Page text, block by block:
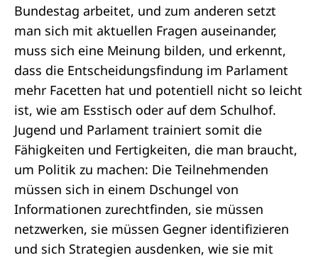
Bundestag arbeitet, und zum anderen setzt
man sich mit aktuellen Fragen auseinander,
muss sich eine Meinung bilden, und erkennt,
dass die Entscheidungsfindung im Parlament
mehr Facetten hat und potentiell nicht so leicht
ist, wie am Esstisch oder auf dem Schulhof.
Jugend und Parlament trainiert somit die
Fähigkeiten und Fertigkeiten, die man braucht,
um Politik zu machen: Die Teilnehmenden
müssen sich in einem Dschungel von
Informationen zurechtfinden, sie müssen
netzwerken, sie müssen Gegner identifizieren
und sich Strategien ausdenken, wie sie mit